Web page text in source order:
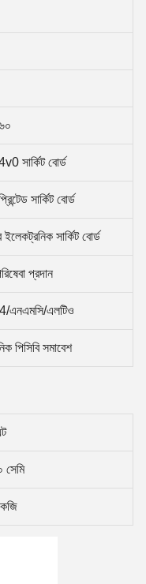
সার্কিট বোর্ড
সার্কিট বোর্ড
ইলেকট্রনিক সার্কিট বোর্ড
প্রদান
এনএমসি/এলটিও
পিসিবি সমাবেশ